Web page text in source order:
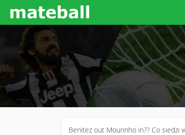
Benitez out Mourinho in?? Co siedzi